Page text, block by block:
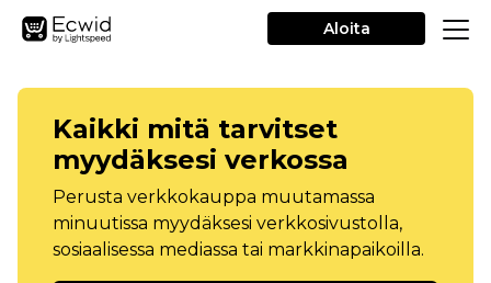
Aloita
Kaikki mitä tarvitset
myydäksesi verkossa
Perusta verkkokauppa muutamassa
minuutissa myydäksesi verkkosivustolla,
sosiaalisessa mediassa tai markkinapaikoilla.